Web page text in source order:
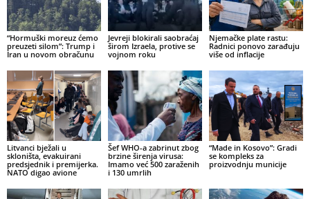
“Hormuški moreuz ćemo
preuzeti silom”: Trump i
Iran u novom obračunu
Jevreji blokirali saobraćaj
širom Izraela, protive se
vojnom roku
Njemačke plate rastu:
Radnici ponovo zarađuju
više od inflacije
Litvanci bježali u
skloništa, evakuirani
predsjednik i premijerka.
NATO digao avione
Šef WHO-a zabrinut zbog
brzine širenja virusa:
Imamo već 500 zaraženih
i 130 umrlih
“Made in Kosovo”: Gradi
se kompleks za
proizvodnju municije